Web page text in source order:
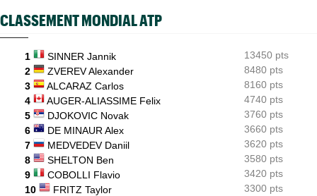
Caroline Garcia est devenue maman d’un petit Pablo
Les Bleus U16 ont décroché leur deuxième médaille
européenne en 2026
13:22
ATP - Montréal
Terence Atmane a scalpé Tiafoe, Draper puis Khachanov en 9
jours
CLASSEMENT MONDIAL ATP
1 SINNER Jannik
13450 pts
2
ZVEREV Alexander
8480 pts
3
ALCARAZ Carlos
8160 pts
4
AUGER-ALIASSIME Felix
4740 pts
5
DJOKOVIC Novak
3760 pts
6
DE MINAUR Alex
3660 pts
7
MEDVEDEV Daniil
3620 pts
8
SHELTON Ben
3580 pts
9
COBOLLI Flavio
3420 pts
10
FRITZ Taylor 3300 pts